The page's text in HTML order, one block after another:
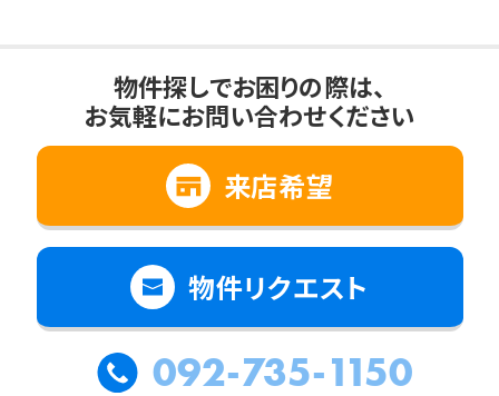
物件探しでお困りの際は、
お気軽にお問い合わせください
来店希望
物件リクエスト
092-735-1150